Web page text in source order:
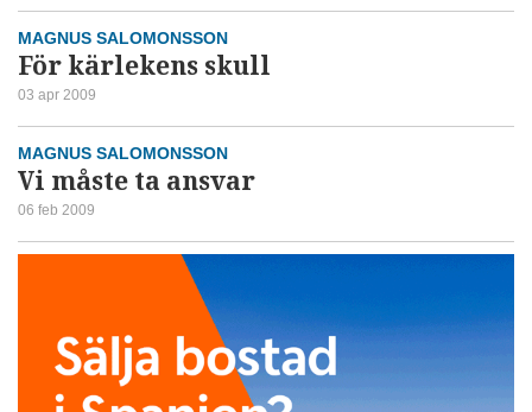
MAGNUS SALOMONSSON
För kärlekens skull
03 apr 2009
MAGNUS SALOMONSSON
Vi måste ta ansvar
06 feb 2009